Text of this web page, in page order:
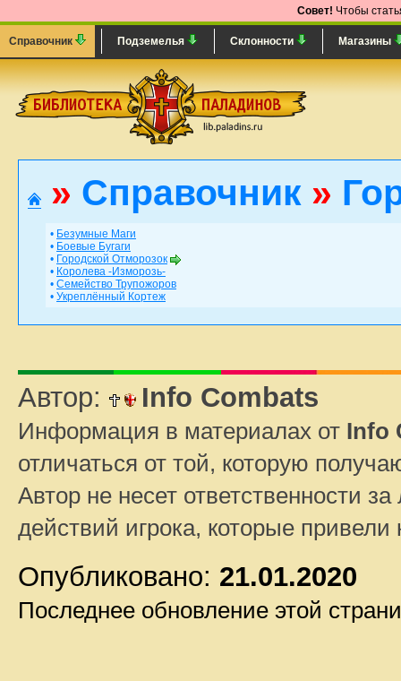
Совет! Чтобы
Справочник Подземелья Склонности Магазины
» Справочник »
• Безумные Маги
• Боевые Бугаги
• Городской Отморозок
• Королева -Изморозь-
• Семейство Трупожоров
• Укреплённый Кортеж
Автор: Info Combats
Информация в материалах от Info
отличаться от той, которую
Автор не несет ответственности
действий игрока, которые
Опубликовано: 21.01.2020
Последнее обновление этой